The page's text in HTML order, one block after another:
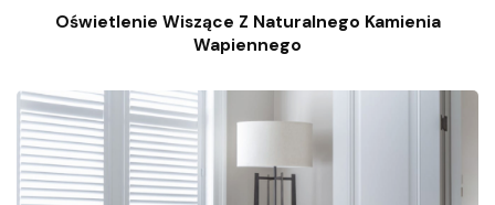
Oświetlenie Wiszące Z Naturalnego Kamienia
Wapiennego